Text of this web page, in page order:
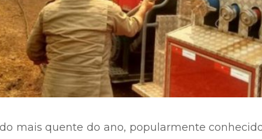
mais quente do ano, popularmente